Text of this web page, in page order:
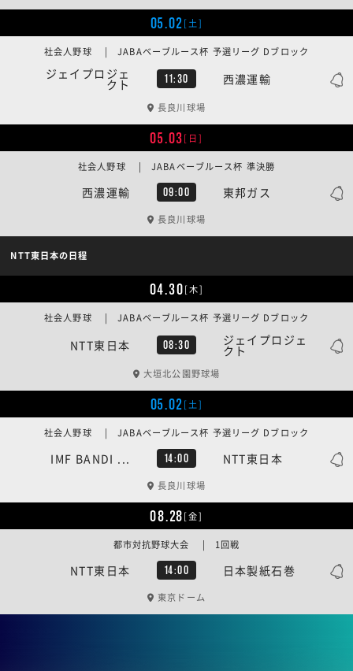
05.02[土]
ジェイプロジェ
クト 11:30 西濃運輸
社会人野球 | JABAベーブルース杯 予選リーグ Dブロック
長良川球場
05.03[日]
西濃運輸 09:00 東邦ガス
社会人野球 | JABAベーブルース杯 準決勝
長良川球場
NTT東日本の日程
04.30[木]
NTT東日本 08:30 ジェイプロジェ
クト
社会人野球 | JABAベーブルース杯 予選リーグ Dブロック
大垣北公園野球場
05.02[土]
IMF BANDI ... 14:00 NTT東日本
社会人野球 | JABAベーブルース杯 予選リーグ Dブロック
長良川球場
08.28[金]
NTT東日本 14:00 日本製紙石巻
都市対抗野球大会 | 1回戦
東京ドーム